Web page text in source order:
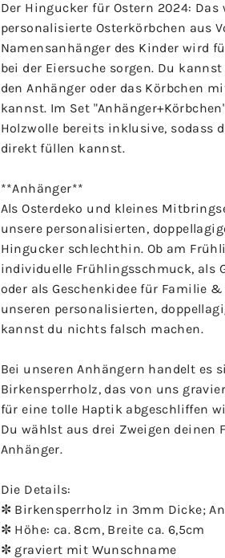
Der Hingucker für Ostern 2024: Das
personalisierte Osterkörbchen aus
Namensanhänger des Kinder wird
bei der Eiersuche sorgen. Du
den Anhänger oder das Körbchen
kannst. Im Set
Holzwolle bereits inklusive, sodass
direkt füllen kannst.
**Anhänger**
Als Osterdeko und kleines
unsere personalisierten,
Hingucker schlechthin. Ob am
individuelle Frühlingsschmuck, als
oder als Geschenkidee für Familie
unseren personalisierten,
kannst du nichts falsch machen.
Bei unseren Anhängern handelt es
Birkensperrholz, das von uns
für eine tolle Haptik abgeschliffen
Du wählst aus drei Zweigen deinen
Anhänger.
Die Details:
✼ Birkensperrholz in 3mm Dicke;
✼ Höhe: ca. 8cm, Breite ca. 6,5cm
✼ graviert mit Wunschname